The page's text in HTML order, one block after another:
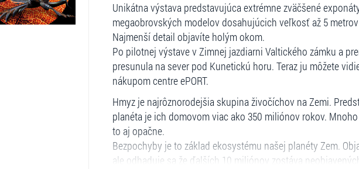
Unikátna výstava predstavujúca extrémne zväčšené
megaobrovských modelov dosahujúcich veľkosť až 5
Najmenší detail objavíte holým okom.
Po pilotnej výstave v Zimnej jazdiarni Valtického zámku a
presunula na sever pod Kunetickú horu. Teraz ju môžete
nákupom centre ePORT.
Hmyz je najrôznorodejšia skupina živočíchov na Zemi.
planéta je ich domovom viac ako 350 miliónov rokov.
to aj opačne.
Bezpochyby je to základ ekosystému našej planéty Zem.
ale odhaduje sa že ďalších 10 miliónov zostáva